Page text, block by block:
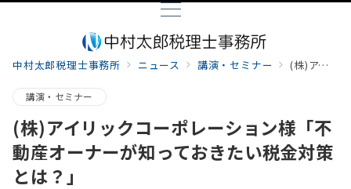
中村太郎税理士事務所 ニュース 講演・セミナー (株)アイリックコーポレーション様「不動産オーナーが知っておきたい税金対策とは？」
講演・セミナー
(株)アイリックコーポレーション様「不
動産オーナーが知っておきたい税金対策
とは？」